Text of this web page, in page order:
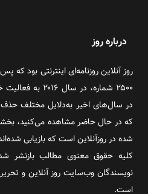
درباره روز
۲۵۰۰ شماره، در
در سال‌های اخیر به‌دلایل مختلف
که در حال حاضر مشاهده می‌کنید،
شده در روزآنلاین است که بازیابی
کلیه حقوق معنوی مطالب بازنشر
نویسندگان وب‌سایت روز آنلاین و
است.